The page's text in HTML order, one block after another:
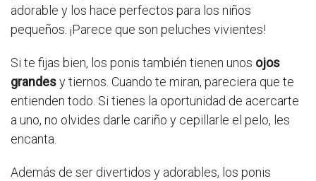
adorable y los hace perfectos para los niños
pequeños. ¡Parece que son peluches vivientes!
Si te fijas bien, los ponis también tienen unos ojos
grandesy tiernos. Cuando te miran, pareciera que te
entienden todo. Si tienes la oportunidad de acercarte
a uno, no olvides darle cariño y cepillarle el pelo, les
encanta.
Además de ser divertidos y adorables, los ponis